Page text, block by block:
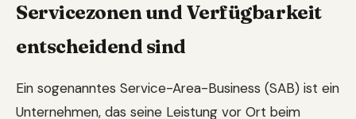
Servicezonen und Verfügbarkeit
entscheidend sind
Ein sogenanntes Service-Area-Business (SAB) ist ein
Unternehmen, das seine Leistung vor Ort beim